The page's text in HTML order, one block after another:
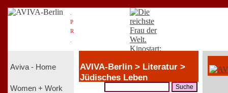
P
R
Aviva - Home
Women + Work
AVIVA-Berlin > Literatur >
Jüdisches Leben